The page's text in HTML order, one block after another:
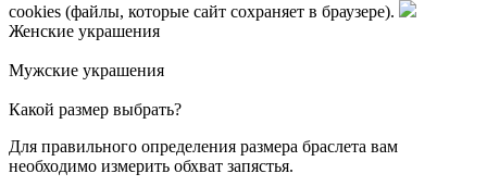
cookies (файлы, которые сайт сохраняет в браузере).
Женские украшения
Мужские украшения
Какой размер выбрать?
Для правильного определения размера браслета вам
необходимо измерить обхват запястья.